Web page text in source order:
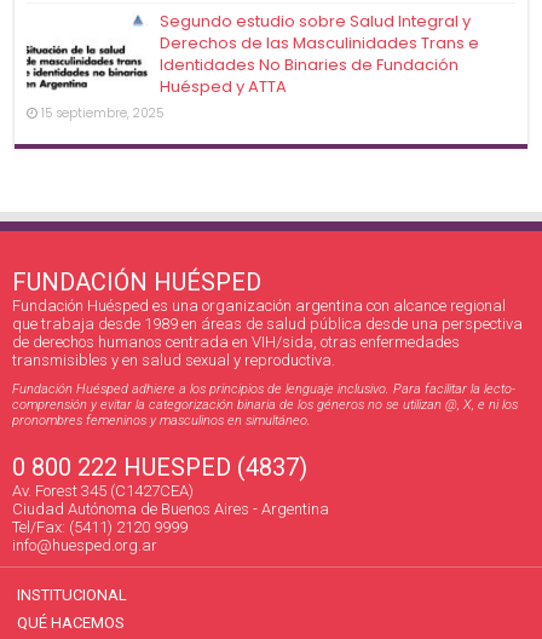
Segundo estudio sobre Salud Integral y
Derechos de las Masculinidades Trans e
Identidades No Binaries de Fundación
Huésped y ATTA
15 septiembre, 2025
FUNDACIÓN HUÉSPED
Fundación Huésped es una organización argentina con alcance regional
que trabaja desde 1989 en áreas de salud pública desde una perspectiva
de derechos humanos centrada en VIH/sida, otras enfermedades
transmisibles y en salud sexual y reproductiva.
Fundación Huésped adhiere a los principios de lenguaje inclusivo. Para facilitar la lecto-
comprensión y evitar la categorización binaria de los géneros no se utilizan @, X, e ni los
pronombres femeninos y masculinos en simultáneo.
0 800 222 HUESPED (4837)
Av. Forest 345 (C1427CEA)
Ciudad Autónoma de Buenos Aires - Argentina
Tel/Fax: (5411) 2120 9999
info@huesped.org.ar
INSTITUCIONAL
QUÉ HACEMOS